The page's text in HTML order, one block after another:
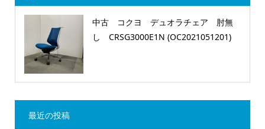
中古 コクヨ デュオラチェア 肘無
し CRSG3000E1N (OC2021051201)
最近の投稿